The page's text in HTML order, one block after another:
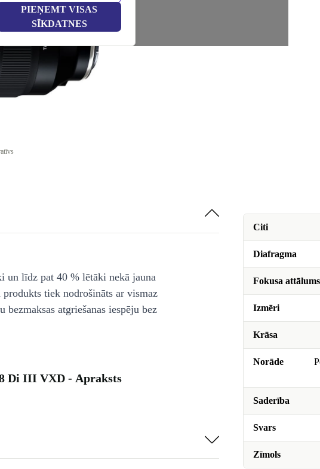
PIEŅEMT VISAS
SĪKDATNES
Citi
Diafragma
Fokusa attālums
Izmēri
Krāsa
Norāde
Saderība
Svars
Zīmols
un līdz pat 40 % lētāki nekā jauna
tiek nodrošināts ar vismaz
bezmaksas atgriešanas iespēju bez
Di III VXD - Apraksts